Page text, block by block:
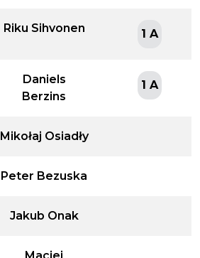
Riku Sihvonen 1 A
Daniels
Berzins
1 A
Mikołaj Osiadły
Peter Bezuska
Jakub Onak
Maciej